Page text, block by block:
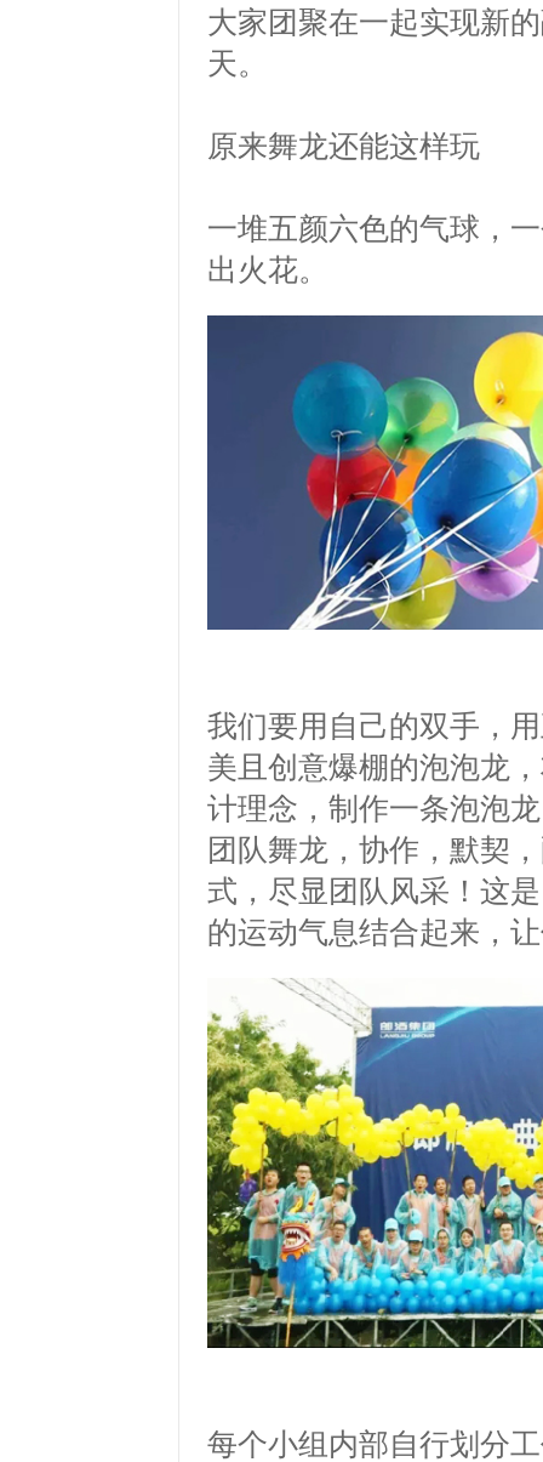
大家团聚在一起实现新
天。
原来舞龙还能这样玩
一堆五颜六色的气球，
出火花。
我们要用自己的双手，
美且创意爆棚的泡泡龙
计理念，制作一条泡泡
团队舞龙，协作，默契
式，尽显团队风采！这
的运动气息结合起来，
每个小组内部自行划分